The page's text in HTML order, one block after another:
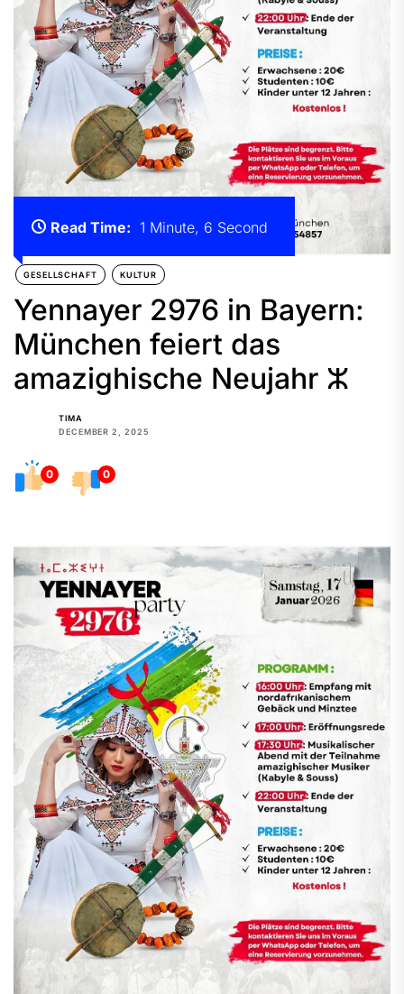
Read Time: 1 Minute, 6 Second
GESELLSCHAFT KULTUR
Yennayer 2976 in Bayern:
München feiert das
amazighische Neujahr ⵣ
TIMA
DECEMBER 2, 2025
0 0